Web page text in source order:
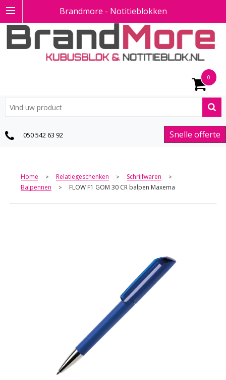
Brandmore - Notitieblokken
0
Snelle offerte
050 542 63 92
Home > Relatiegeschenken > Schrijfwaren >
Balpennen > FLOW F1 GOM 30 CR balpen Maxema